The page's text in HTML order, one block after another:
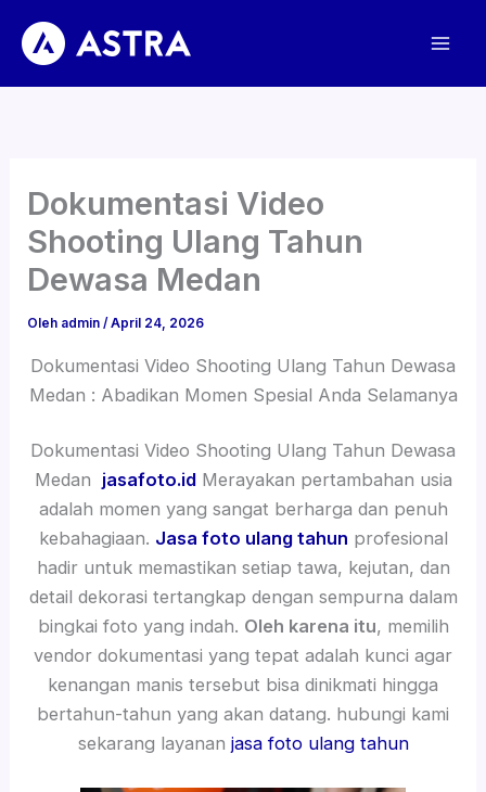
konten
Dokumentasi Video
Shooting Ulang Tahun
Dewasa Medan
Oleh admin/April 24, 2026
Dokumentasi Video Shooting Ulang Tahun Dewasa
Medan : Abadikan Momen Spesial Anda Selamanya
Dokumentasi Video Shooting Ulang Tahun Dewasa
Medan jasafoto.idMerayakan pertambahan usia
adalah momen yang sangat berharga dan penuh
kebahagiaan. Jasa foto ulang tahun profesional
hadir untuk memastikan setiap tawa, kejutan, dan
detail dekorasi tertangkap dengan sempurna dalam
bingkai foto yang indah. Oleh karena itu, memilih
vendor dokumentasi yang tepat adalah kunci agar
kenangan manis tersebut bisa dinikmati hingga
bertahun-tahun yang akan datang. hubungi kami
sekarang layanan jasa foto ulang tahun